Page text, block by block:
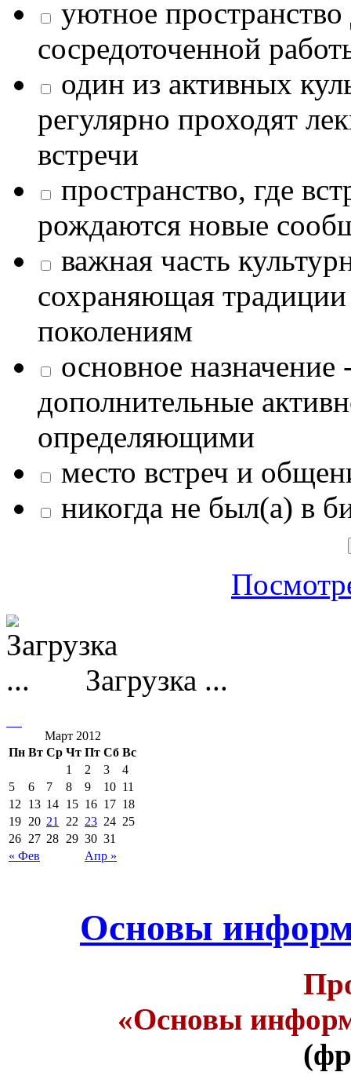
уютное
сосредоточенной
один из активных
регулярно проходят
встречи
пространство, где
рождаются новые
важная часть
сохраняющая
поколениям
основное назначение
дополнительные
определяющими
место встреч и
никогда не был(а) в
Загрузка ...
Март 2012
Пн Вт Ср Чт Пт Сб Вс
« Фев Апр »
1 2 3
4
5
6 7 8 9 10 11
12
13 14 15 16 17 18
19 20 21 22 23 24 25
26 27 28 29 30 31
Основы
«Основы